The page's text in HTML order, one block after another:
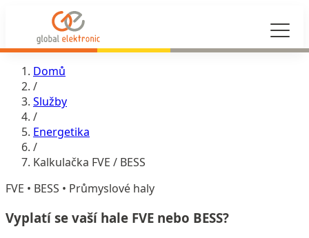
Domů
/
Služby
/
Energetika
/
Kalkulačka FVE / BESS
FVE • BESS • Průmyslové haly
Vyplatí se vaší hale FVE nebo BESS?